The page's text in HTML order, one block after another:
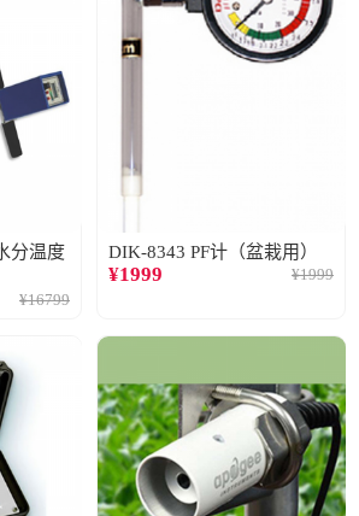
分温度
¥16799
DIK-8343 PF计（盆栽用）
¥1999 ¥1999